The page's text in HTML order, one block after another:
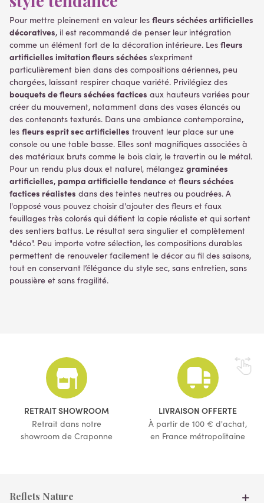
Pour mettre pleinement en valeur les fleurs séchées artificielles
décoratives, il est recommandé de penser leur intégration
comme un élément fort de la décoration intérieure. Les fleurs
artificielles imitation fleurs séchées s’expriment
particulièrement bien dans des compositions aériennes, peu
chargées, laissant respirer chaque variété. Privilégiez des
bouquets de fleurs séchées factices aux hauteurs variées pour
créer du mouvement, notamment dans des vases élancés ou
des contenants texturés. Dans une ambiance contemporaine,
les fleurs esprit sec artificielles trouvent leur place sur une
console ou une table basse. Elles sont magnifiques associées à
des matériaux bruts comme le bois clair, le travertin ou le métal.
Pour un rendu plus doux et naturel, mélangez graminées
artificielles, pampa artificielle tendance et fleurs séchées
factices réalistes dans des teintes neutres ou poudrées. A
l'opposé vous pouvez choisir d'ajouter des fleurs et faux
feuillages très colorés qui défient la copie réaliste et qui sortent
des sentiers battus. Le résultat sera singulier et complètement
"déco". Peu importe votre sélection, les compositions durables
permettent de renouveler facilement le décor au fil des saisons,
tout en conservant l’élégance du style sec, sans entretien, sans
poussière et sans fragilité.
RETRAIT SHOWROOM
Retrait dans notre
showroom de Craponne
LIVRAISON OFFERTE
À partir de 100 € d'achat,
en France métropolitaine
Reflets Nature